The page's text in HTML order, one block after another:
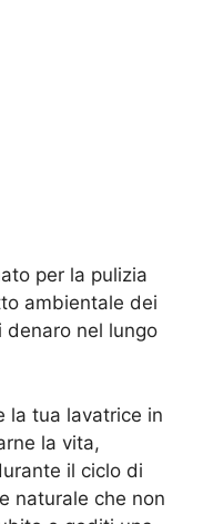
per la pulizia
ambientale dei
denaro nel lungo
la tua lavatrice in
la vita,
il ciclo di
naturale che non